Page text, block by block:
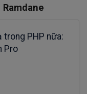
PHP nữa:
Pro